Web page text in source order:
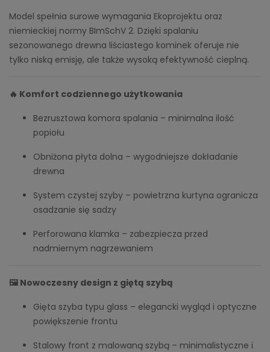
Model spełnia surowe wymagania Ekoprojektu oraz
niemieckiej normy BImSchV 2. Dzięki spalaniu
sezonowanego drewna liściastego kominek oferuje nie
tylko niską emisję, ale także wysoką efektywność cieplną.
🔥 Komfort codziennego użytkowania
Bezrusztowa komora spalania – minimalna ilość
popiołu
Obniżona płyta dolna – wygodniejsze dokładanie
drewna
System czystej szyby – powietrzna kurtyna ogranicza
osadzanie się sadzy
Perforowana klamka – zabezpiecza przed
nadmiernym nagrzewaniem
🖼️ Nowoczesny design z giętą szybą
Gięta szyba typu glass – elegancki wygląd i optyczne
powiększenie frontu
Stalowy front z malowaną szybą – minimalistyczne i